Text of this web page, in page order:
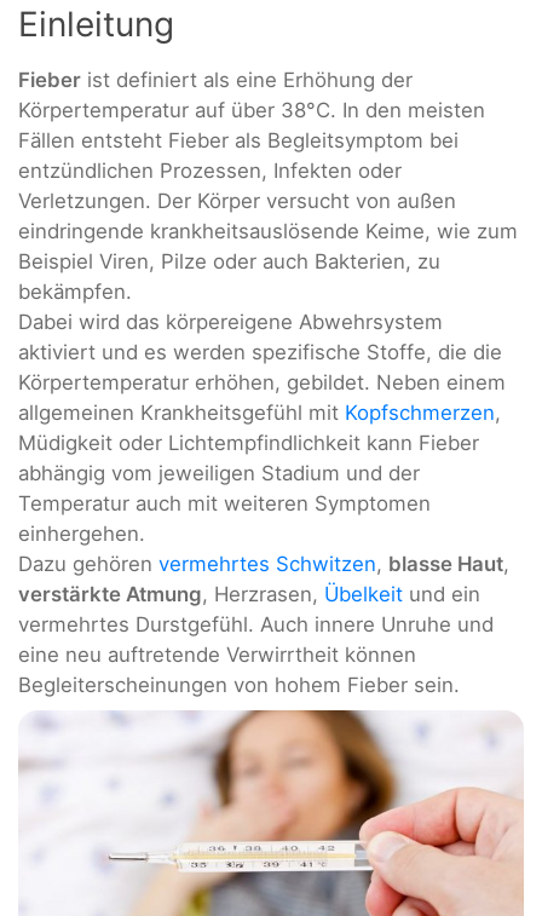
Einleitung
Fieber ist definiert als eine Erhöhung der
Körpertemperatur auf über 38°C. In den meisten
Fällen entsteht Fieber als Begleitsymptom bei
entzündlichen Prozessen, Infekten oder
Verletzungen. Der Körper versucht von außen
eindringende krankheitsauslösende Keime, wie zum
Beispiel Viren, Pilze oder auch Bakterien, zu
bekämpfen.
Dabei wird das körpereigene Abwehrsystem
aktiviert und es werden spezifische Stoffe, die die
Körpertemperatur erhöhen, gebildet. Neben einem
allgemeinen Krankheitsgefühl mit Kopfschmerzen,
Müdigkeit oder Lichtempfindlichkeit kann Fieber
abhängig vom jeweiligen Stadium und der
Temperatur auch mit weiteren Symptomen
einhergehen.
Dazu gehören vermehrtes Schwitzen, blasse Haut,
verstärkte Atmung, Herzrasen, Übelkeit und ein
vermehrtes Durstgefühl. Auch innere Unruhe und
eine neu auftretende Verwirrtheit können
Begleiterscheinungen von hohem Fieber sein.